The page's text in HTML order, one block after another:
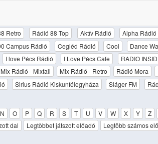
Retro Rádió 88 Top Aktív Rádió Alpha Rádió
Campus Rádió Cegléd Rádió Cool Dance
I love Pécs Rádió I Love Pécs Cafe RADIO
Mix Rádió - Mixfall Mix Rádió - Retro Rádió Mora
Sirius Rádió Kiskunfélegyháza Sláger FM
N O P Q R S T U V W X Y Z
dal Legtöbbet játszott előadó Legtöbb számos